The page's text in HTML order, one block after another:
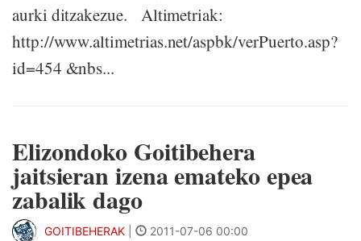
aurki ditzakezue. Altimetriak:
http://www.altimetrias.net/aspbk/verPuerto.asp?
id=454 &nbs...
Elizondoko Goitibehera
jaitsieran izena emateko epea
zabalik dago
GOITIBEHERAK 2011-07-06 00:00